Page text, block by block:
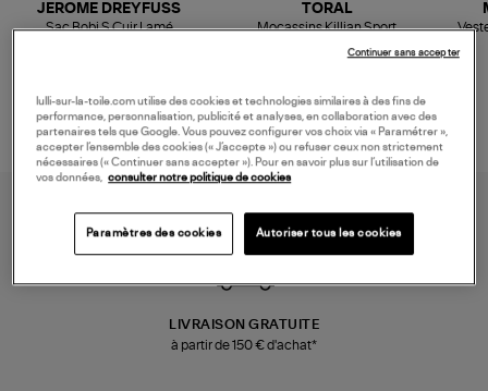
JEROME DREYFUSS
Sac Bobi S Cuir Lamé
189,00 €
TORAL
Mocassins Killian Sport
LIVRAISON GRATUITE
à partir de 150 € d'achat*
lulli-sur-la-toile.com utilise des cookies et technologies similaires à des fins de
performance, personnalisation, publicité et analyses, en collaboration avec des
partenaires tels que Google. Vous pouvez configurer vos choix via « Paramétrer »,
accepter l’ensemble des cookies (« J’accepte ») ou refuser ceux non strictement
nécessaires (« Continuer sans accepter »). Pour en savoir plus sur l’utilisation de
vos données,
consulter notre politique de cookies
Paramètres des cookies Autoriser tous les cookies
Continuer sans accepter